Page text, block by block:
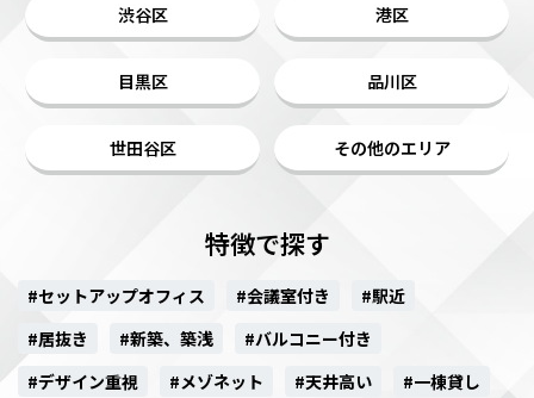
渋谷区 港区
目黒区 品川区
世田谷区 その他のエリア
特徴で探す
#セットアップオフィス #会議室付き
#駅近
#居抜き
#新築、築浅
#バルコニー付き
#デザイン重視
#メゾネット #天井高い
#一棟貸し